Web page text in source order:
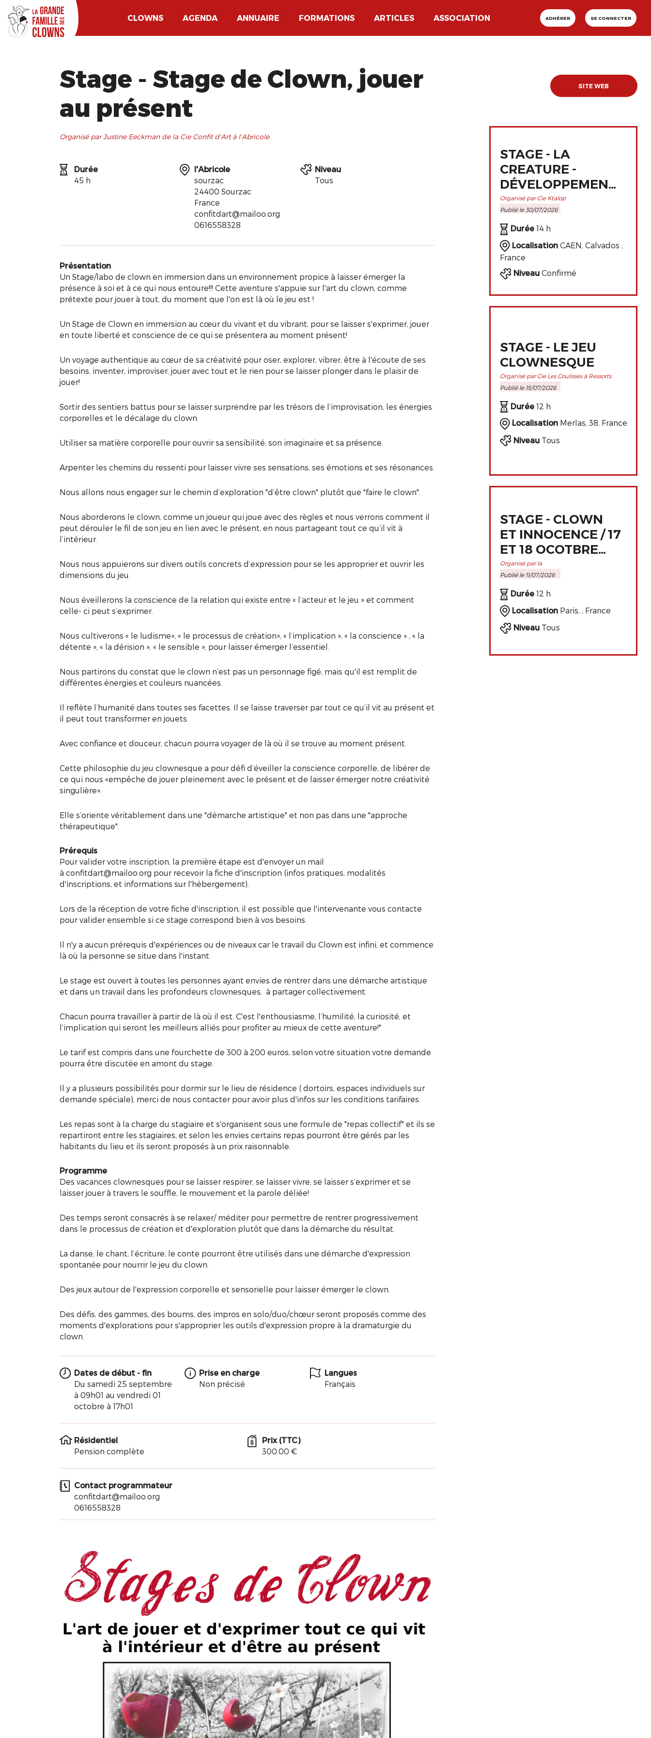
CLOWNS AGENDA ANNUAIRE FORMATIONS ARTICLES ASSOCIATION ADHÉRER SE CONNECTER
Stage - Stage de Clown, jouer
au présent
Organisé par Justine Eeckman de la Cie Confit d'Art à l'Abricole
Durée
45 h
l'Abricole
sourzac
24400 Sourzac
France
confitdart@mailoo.org
0616558328
Niveau
Tous
Présentation
Un Stage/labo de clown en immersion dans un environnement propice à laisser émerger la
présence à soi et à ce qui nous entoure!!! Cette aventure s'appuie sur l'art du clown, comme
prétexte pour jouer à tout, du moment que l'on est là où le jeu est !
Un Stage de Clown en immersion au cœur du vivant et du vibrant, pour se laisser s'exprimer, jouer
en toute liberté et conscience de ce qui se présentera au moment présent!
Un voyage authentique au cœur de sa créativité pour oser, explorer, vibrer, être à l'écoute de ses
besoins, inventer, improviser, jouer avec tout et le rien pour se laisser plonger dans le plaisir de
jouer!
Sortir des sentiers battus pour se laisser surprendre par les trésors de l’improvisation, les énergies
corporelles et le décalage du clown.
Utiliser sa matière corporelle pour ouvrir sa sensibilité, son imaginaire et sa présence.
Arpenter les chemins du ressenti pour laisser vivre ses sensations, ses émotions et ses résonances.
Nous allons nous engager sur le chemin d’exploration "d’être clown" plutôt que "faire le clown".
Nous aborderons le clown, comme un joueur qui joue avec des règles et nous verrons comment il
peut dérouler le fil de son jeu en lien avec le présent, en nous partageant tout ce qu’il vit à
l’intérieur.
Nous nous appuierons sur divers outils concrets d’expression pour se les approprier et ouvrir les
dimensions du jeu.
Nous éveillerons la conscience de la relation qui existe entre « l’acteur et le jeu » et comment
celle- ci peut s’exprimer.
Nous cultiverons « le ludisme», « le processus de création», « l’implication », « la conscience » , « la
détente », « la dérision », « le sensible », pour laisser émerger l’essentiel.
Nous partirons du constat que le clown n’est pas un personnage figé, mais qu'il est remplit de
différentes énergies et couleurs nuancées.
Il reflète l’humanité dans toutes ses facettes. Il se laisse traverser par tout ce qu’il vit au présent et
il peut tout transformer en jouets.
Avec confiance et douceur, chacun pourra voyager de là où il se trouve au moment présent.
Cette philosophie du jeu clownesque a pour défi d’éveiller la conscience corporelle, de libérer de
ce qui nous «empêche de jouer pleinement avec le présent et de laisser émerger notre créativité
singulière».
Elle s’oriente véritablement dans une "démarche artistique" et non pas dans une "approche
thérapeutique".
Prérequis
Pour valider votre inscription, la première étape est d'envoyer un mail
à confitdart@mailoo.org pour recevoir la fiche d'inscription (infos pratiques, modalités
d'inscriptions, et informations sur l'hébergement).
Lors de la réception de votre fiche d'inscription, il est possible que l'intervenante vous contacte
pour valider ensemble si ce stage correspond bien à vos besoins.
Il n'y a aucun prérequis d'expériences ou de niveaux car le travail du Clown est infini, et commence
là où la personne se situe dans l'instant.
Le stage est ouvert à toutes les personnes ayant envies de rentrer dans une démarche artistique
et dans un travail dans les profondeurs clownesques, à partager collectivement.
Chacun pourra travailler à partir de là où il est. C'est l'enthousiasme, l’humilité, la curiosité, et
l’implication qui seront les meilleurs alliés pour profiter au mieux de cette aventure!"
Le tarif est compris dans une fourchette de 300 à 200 euros, selon votre situation votre demande
pourra être discutée en amont du stage.
Il y a plusieurs possibilités pour dormir sur le lieu de résidence ( dortoirs, espaces individuels sur
demande spéciale), merci de nous contacter pour avoir plus d'infos sur les conditions tarifaires.
Les repas sont à la charge du stagiaire et s'organisent sous une formule de "repas collectif" et ils se
repartiront entre les stagiaires, et selon les envies certains repas pourront être gérés par les
habitants du lieu et ils seront proposés à un prix raisonnable.
Programme
Des vacances clownesques pour se laisser respirer, se laisser vivre, se laisser s’exprimer et se
laisser jouer à travers le souffle, le mouvement et la parole déliée!
Des temps seront consacrés à se relaxer/ méditer pour permettre de rentrer progressivement
dans le processus de création et d'exploration plutôt que dans la démarche du résultat.
La danse, le chant, l’écriture, le conte pourront être utilisés dans une démarche d'expression
spontanée pour nourrir le jeu du clown.
Des jeux autour de l'expression corporelle et sensorielle pour laisser émerger le clown.
Des défis, des gammes, des boums, des impros en solo/duo/chœur seront proposés comme des
moments d'explorations pour s'approprier les outils d'expression propre à la dramaturgie du
clown.
Dates de début - fin
Du samedi 25 septembre
à 09h01 au vendredi 01
octobre à 17h01
Prise en charge
Non précisé
Langues
Français
Résidentiel
Pension complète
Prix (TTC)
300.00 €
Contact programmateur
confitdart@mailoo.org
0616558328
SITE WEB
STAGE - LA
CREATURE -
DÉVELOPPEMENT
ET
PERFECTIONNEMENT
DE L'ART
CLOWNESQUE
Organisé par Cie Ktalop
Publié le 30/07/2026
Durée14 h
LocalisationCAEN, Calvados ,
France
NiveauConfirmé
STAGE - LE JEU
CLOWNESQUE
Organisé par Cie Les Coulisses à Ressorts
Publié le 15/07/2026
Durée12 h
LocalisationMerlas, 38, France
NiveauTous
STAGE - CLOWN
ET INNOCENCE / 17
ET 18 OCOTBRE
2026 À PARIS
Organisé par la
Publié le 11/07/2026
Durée12 h
LocalisationParis, , France
NiveauTous